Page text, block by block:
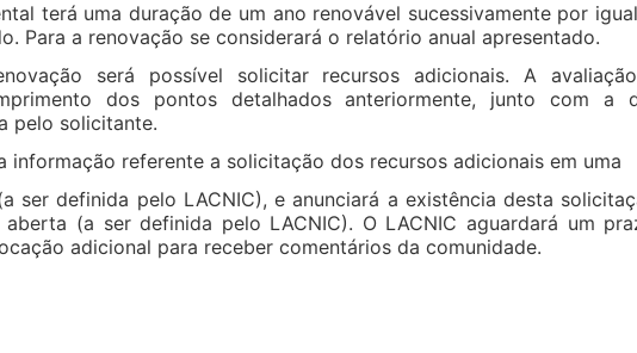
terá uma duração de um ano renovável sucessivamente por
Para a renovação se considerará o relatório anual apresentado.
será possível solicitar recursos adicionais. A
dos pontos detalhados anteriormente, junto com a
pelo solicitante.
informação referente a solicitação dos recursos adicionais em uma
ser definida pelo LACNIC), e anunciará a existência desta
(a ser definida pelo LACNIC). O LACNIC aguardará um
adicional para receber comentários da comunidade.